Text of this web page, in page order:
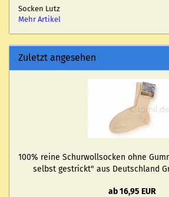
Socken Lutz
Mehr Artikel
Zuletzt angesehen
100% reine Schur­woll­so­cken ohne
selbst ge­strickt" aus Deutsch­land
ab 16,95 EUR